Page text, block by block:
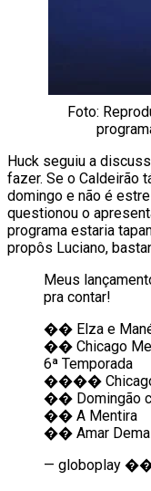
Foto:
Huck seguiu a
fazer. Se o Caldeirão
domingo e não é
questionou o
programa estaria
propôs Luciano,
Meus
pra contar!
�� Elza e
�� Chicago
6ª Temporada
���� Chicago
�� Domingão
�� A Mentira
�� Amar
— globoplay ��️